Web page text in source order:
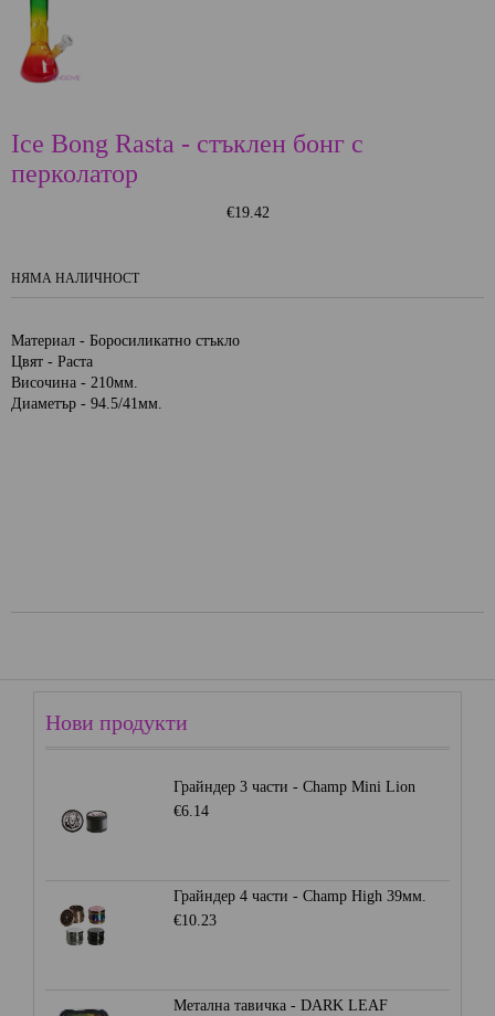
Ice Bong Rasta - стъклен бонг с
перколатор
€19.42
НЯМА НАЛИЧНОСТ
Материал - Боросиликатно стъкло
Цвят - Раста
Височина - 210мм.
Диаметър - 94.5/41мм.
Нови продукти
Грайндер 3 части - Champ Mini Lion
€6.14
Грайндер 4 части - Champ High 39мм.
€10.23
Метална тавичка - DARK LEAF